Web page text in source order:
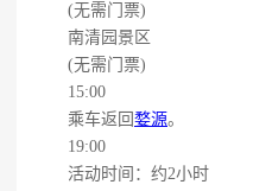
(无需门票)
南清园景区
(无需门票)
15:00
乘车返回 婺源。
19:00
活动时间：约2小时